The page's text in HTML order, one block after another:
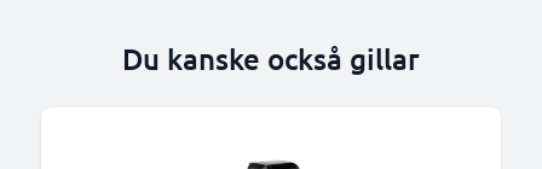
Du kanske också gillar